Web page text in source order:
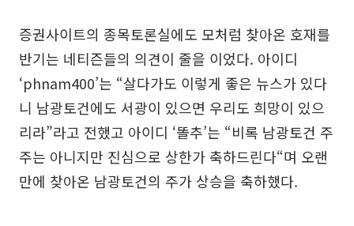
증권사이트의 종목토론실에도 모처럼 찾아온 호재를
반기는 네티즌들의 의견이 줄을 이었다. 아이디
‘phnam400’는 “살다가도 이렇게 좋은 뉴스가 있다
니 남광토건에도 서광이 있으면 우리도 희망이 있으
리라”라고 전했고 아이디 ‘똘추’는 “비록 남광토건 주
주는 아니지만 진심으로 상한가 축하드린다“며 오랜
만에 찾아온 남광토건의 주가 상승을 축하했다.